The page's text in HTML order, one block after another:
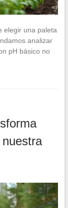
elegir una paleta
analizar
pH básico no